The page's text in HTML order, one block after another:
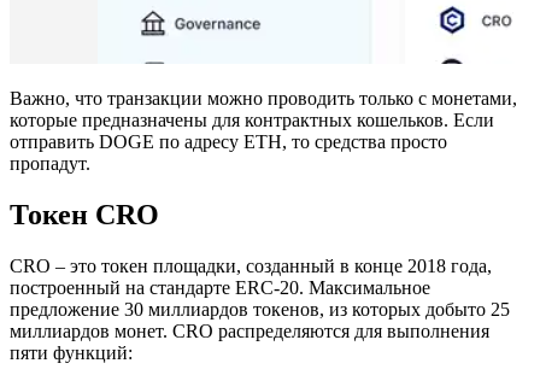
Важно, что транзакции можно проводить только с монетами,
которые предназначены для контрактных кошельков. Если
отправить DOGE по адресу ETH, то средства просто
пропадут.
Токен CRO
CRO – это токен площадки, созданный в конце 2018 года,
построенный на стандарте ERC-20. Максимальное
предложение 30 миллиардов токенов, из которых добыто 25
миллиардов монет. CRO распределяются для выполнения
пяти функций: